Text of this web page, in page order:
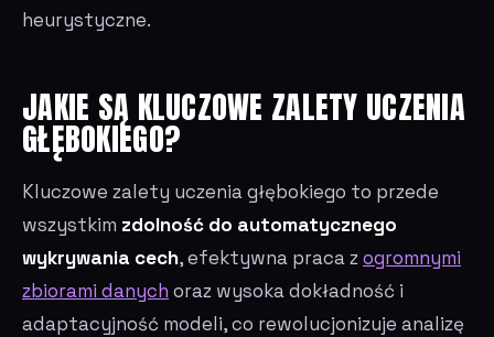
heurystyczne.
JAKIE SĄ KLUCZOWE ZALETY UCZENIA
GŁĘBOKIEGO?
Kluczowe zalety uczenia głębokiego to przede
wszystkim zdolność do automatycznego
wykrywania cech, efektywna praca zogromnymi
zbiorami danych oraz wysoka dokładność i
adaptacyjność modeli, co rewolucjonizuje analizę